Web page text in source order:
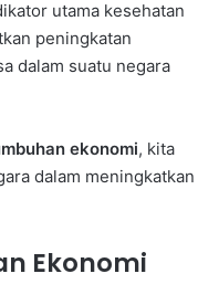
utama kesehatan
peningkatan
dalam suatu negara
ekonomi, kita
dalam meningkatkan
Ekonomi